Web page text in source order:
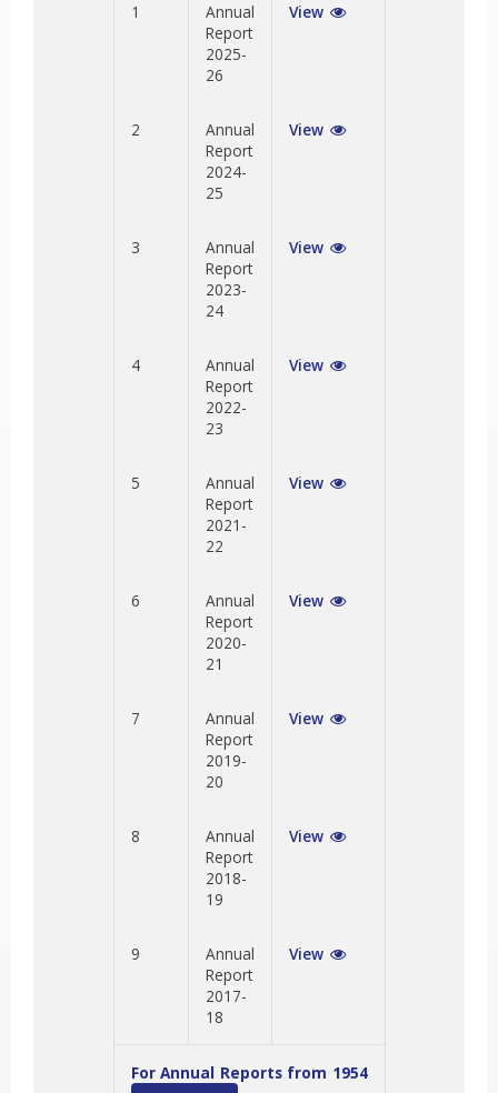
1
Annual
Report
2025-
26
View
2
Annual
Report
2024-
25
View
3
Annual
Report
2023-
24
View
4
Annual
Report
2022-
23
View
5
Annual
Report
2021-
22
View
6
Annual
Report
2020-
21
View
7
Annual
Report
2019-
20
View
8
Annual
Report
2018-
19
View
9
Annual
Report
2017-
18
View
For Annual Reports from 1954